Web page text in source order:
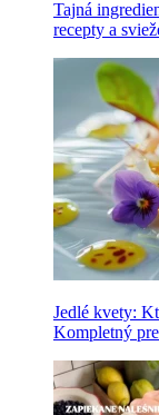
Tajná
recepty a
Jedlé kvety:
Kompletný